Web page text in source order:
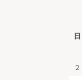
日
2